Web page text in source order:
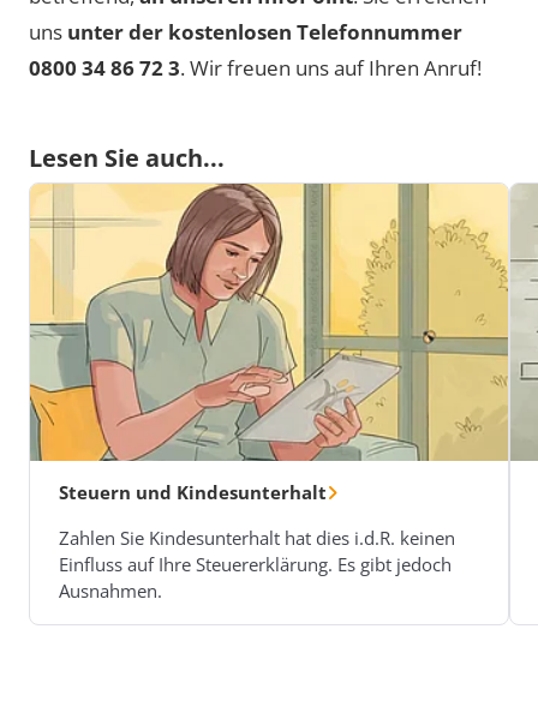
uns unter der kostenlosen Telefonnummer
0800 34 86 72 3. Wir freuen uns auf Ihren Anruf!
Lesen Sie auch...
Steuern und Kindesunterhalt
Zahlen Sie Kindesunterhalt hat dies i.d.R. keinen
Einfluss auf Ihre Steuererklärung. Es gibt jedoch
Ausnahmen.